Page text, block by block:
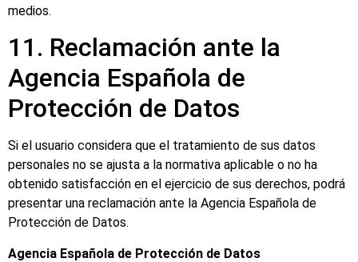
medios.
11. Reclamación ante la
Agencia Española de
Protección de Datos
Si el usuario considera que el tratamiento de sus datos
personales no se ajusta a la normativa aplicable o no ha
obtenido satisfacción en el ejercicio de sus derechos, podrá
presentar una reclamación ante la Agencia Española de
Protección de Datos.
Agencia Española de Protección de Datos